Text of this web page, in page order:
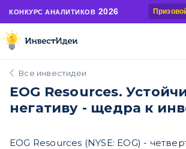
КОНКУРС АНАЛИТИКОВ 2026
Все инвестидеи
EOG Resources.
негативу - щедра к
EOG Resources (NYSE: EOG) -